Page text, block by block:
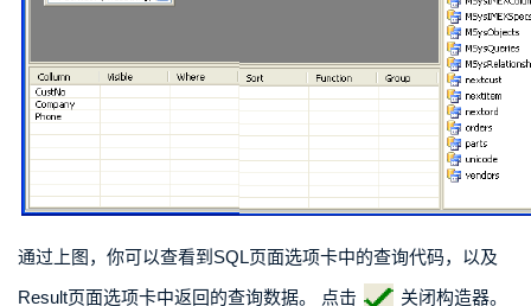
通过上图，你可以查看到SQL页面选项卡中的查询代码，以及
Result页面选项卡中返回的查询数据。 点击 关闭构造器。